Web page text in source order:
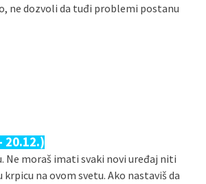
ne dozvoli da tuđi problemi postanu
20.12.)
Ne moraš imati svaki novi uređaj niti
na ovom svetu. Ako nastaviš da